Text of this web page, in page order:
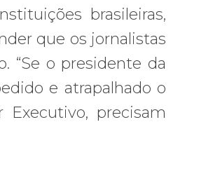
brasileiras,
que os jornalistas
“Se o presidente da
e atrapalhado o
precisam